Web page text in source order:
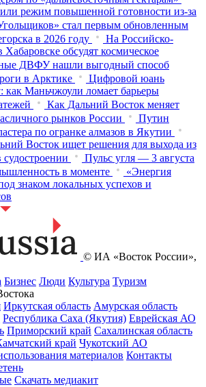
режим повышенной готовности из‑за
стал первым обновленным
в 2026 году
На Российско-
обсудят космическое
ДВФУ нашли выгодный способ
в Арктике
Цифровой юань
как Маньчжоули ломает барьеры
Как Дальний Восток меняет
рынков России
Путин
по огранке алмазов в Якутии
Восток ищет решения для выхода из
судостроении
Пульс угля — 3 августа
в моменте
«Энергия
знаком локальных успехов и
© ИА «Восток России»,
Бизнес Люди Культура Туризм
Иркутская область Амурская область
Республика Саха (Якутия) Еврейская АО
Приморский край Сахалинская область
край Чукотский АО
материалов Контакты
Скачать медиакит